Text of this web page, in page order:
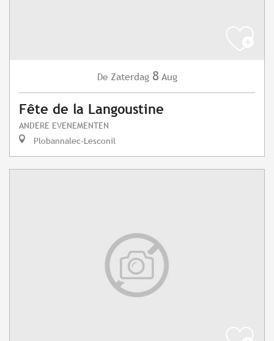
De Zaterdag 8 Aug
Fête de la Langoustine
ANDERE EVENEMENTEN
Plobannalec-Lesconil